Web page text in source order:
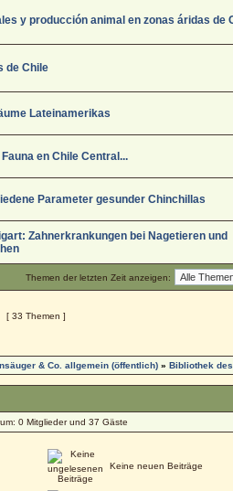
y producción animal en zonas áridas de
de Chile
Lateinamerikas
en Chile Central...
Parameter gesunder Chinchillas
Zahnerkrankungen bei Nagetieren und
Themen der letzten Zeit anzeigen:
[ 33 Themen ]
& Co. allgemein (öffentlich) »Bibliothek
0 Mitglieder und 37 Gäste
Keine neuen Beiträge